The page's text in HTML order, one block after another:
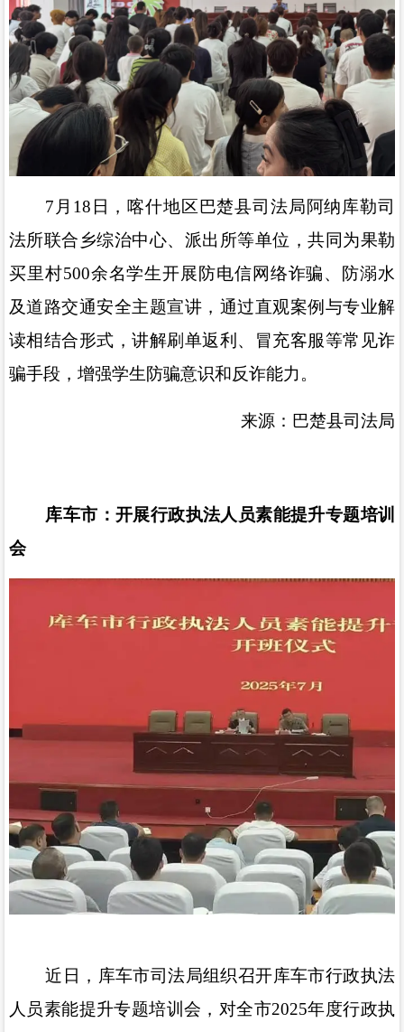
7 月 18 日，喀什地区巴楚县司法局阿纳库勒司
法所联合乡综治中心、派出所等单位，共同为果勒
买里村500余名学生开展防电信网络诈骗、防溺水
及道路交通安全主题宣讲，通过直观案例与专业解
读相结合形式，讲解刷单返利、冒充客服等常见诈
骗手段，增强学生防骗意识和反诈能力。
来源：巴楚县司法局
库车市：开展行政执法人员素能提升专题培训
会
近日，库车市司法局组织召开库车市行政执法
人员素能提升专题培训会， 对全市2025年度行政执